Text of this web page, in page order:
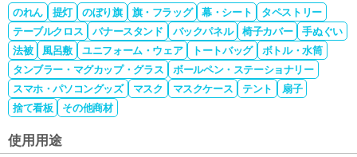
のれん 提灯 のぼり旗 旗・フラッグ 幕・シート
タペストリー
テーブルクロス
バナースタンド バックパネル 椅子カバー
手ぬぐい
法被
風呂敷 ユニフォーム・ウェア トートバッグ
ボトル・水筒
タンブラー・マグカップ・グラス
ボールペン・ステーショナリー
スマホ・パソコングッズ
マスク マスクケース テント
扇子
捨て看板
その他商材
使用用途